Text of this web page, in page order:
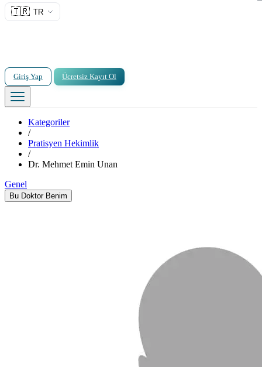
🇹🇷 TR
Giriş Yap Ücretsiz Kayıt Ol
Kategoriler
/
Pratisyen Hekimlik
/
Dr. Mehmet Emin Unan
Genel
Bu Doktor Benim